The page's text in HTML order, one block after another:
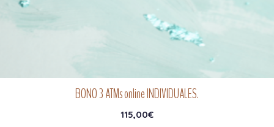
BONO 3 ATMs online INDIVIDUALES.
115,00€